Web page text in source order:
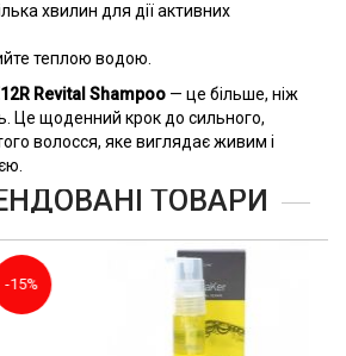
хвилин для дії активних
теплою водою.
Revital Shampoo — це більше, ніж
Це щоденний крок до сильного,
волосся, яке виглядає живим і
ТОВАРИ